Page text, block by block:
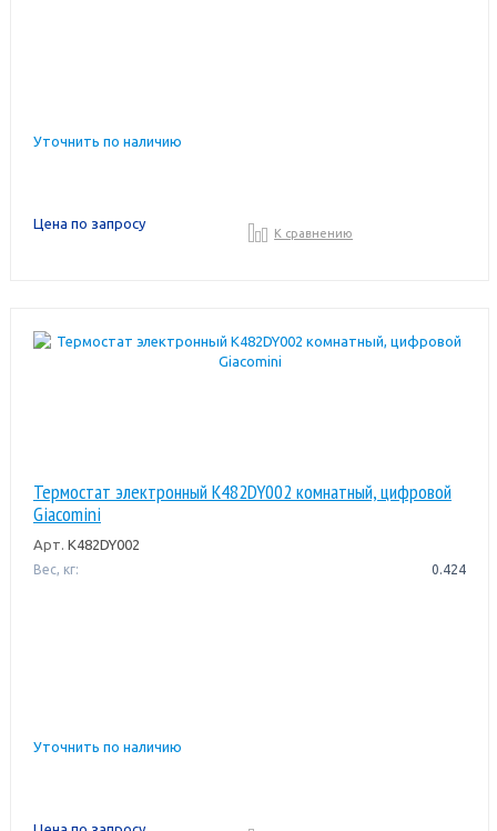
Уточнить по наличию
Цена по запросу
К сравнению
Термостат электронный K482DY002 комнатный, цифровой
Giacomini
Арт. K482DY002
Вес, кг: 0.424
Уточнить по наличию